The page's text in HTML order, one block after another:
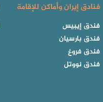
فنادق إيران وأماكن للإقامة
فندق إيبيس
فندق بارسيان
فندق فروغ
فندق نووتل